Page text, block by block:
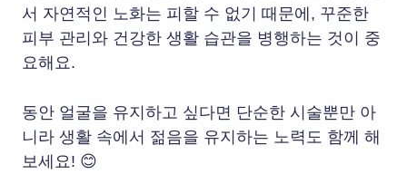
서 자연적인 노화는 피할 수 없기 때문에, 꾸준한
피부 관리와 건강한 생활 습관을 병행하는 것이 중
요해요.
동안 얼굴을 유지하고 싶다면 단순한 시술뿐만 아
니라 생활 속에서 젊음을 유지하는 노력도 함께 해
보세요! 😊